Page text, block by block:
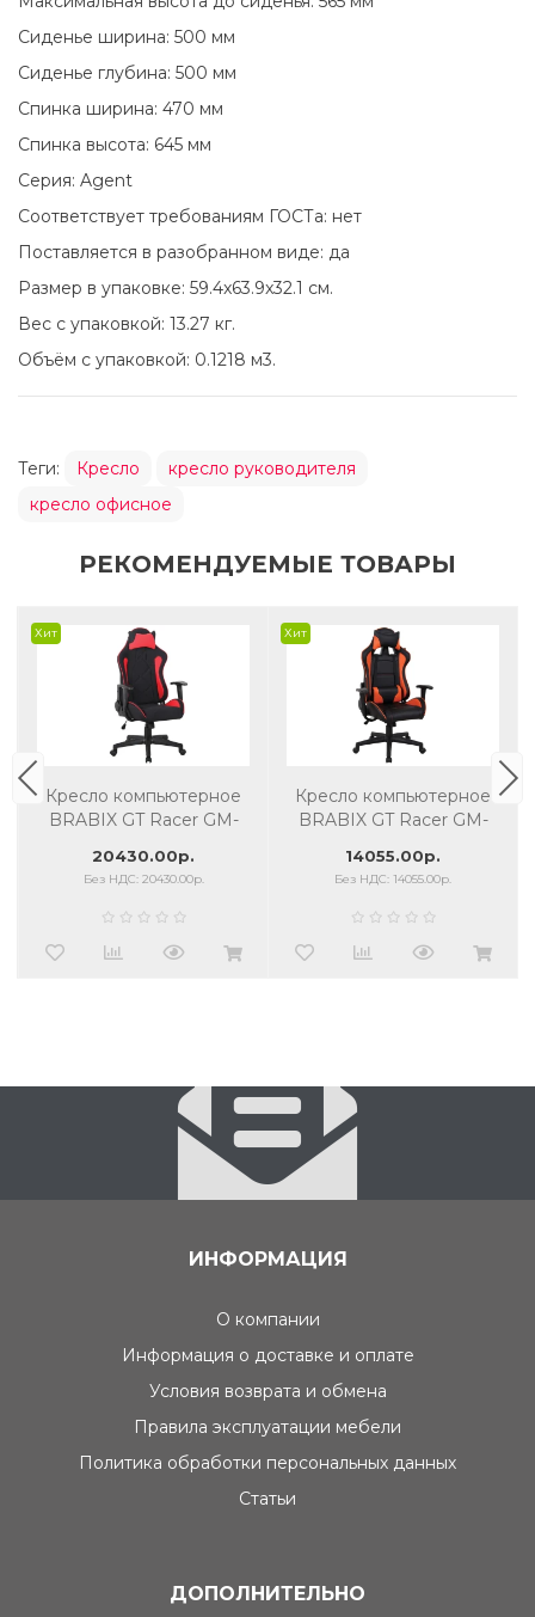
Сиденье ширина: 500 мм
Сиденье глубина: 500 мм
Спинка ширина: 470 мм
Спинка высота: 645 мм
Серия: Agent
Соответствует требованиям ГОСТа: нет
Поставляется в разобранном виде: да
Размер в упаковке: 59.4x63.9x32.1 см.
Вес с упаковкой: 13.27 кг.
Объём с упаковкой: 0.1218 м3.
Теги: Кресло
кресло руководителя
кресло офисное
РЕКОМЕНДУЕМЫЕ ТОВАРЫ
Хит
Кресло компьютерное
BRABIX GT Racer GM-
черное/красное
20430.00р.
Без НДС: 20430.00р.
Хит
Кресло компьютерное
BRABIX GT Racer GM-
черное/оранжевое
14055.00р.
Без НДС: 14055.00р.
ИНФОРМАЦИЯ
О компании
Информация о доставке и оплате
Условия возврата и обмена
Правила эксплуатации мебели
Политика обработки персональных данных
Статьи
ДОПОЛНИТЕЛЬНО